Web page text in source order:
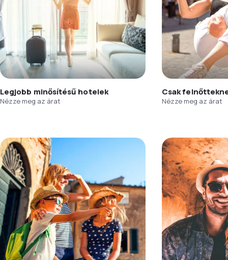
Legjobb minősítésű hotelek
Nézze meg az árat
Csak
Nézze meg az árat